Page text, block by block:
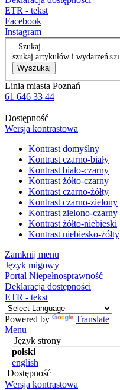
ETR - tekst
Facebook
Instagram
Szukaj
szukaj artykułów i wydarzeń
Wyszukaj
Linia miasta Poznań
61 646 33 44
Dostępność
Wersja kontrastowa
Kontrast domyślny
Kontrast czarno-biały
Kontrast biało-czarny
Kontrast żółto-czarny
Kontrast czarno-żółty
Kontrast czarno-zielony
Kontrast zielono-czarny
Kontrast żółto-niebieski
Kontrast niebiesko-żółty
Zamknij menu
Język migowy
Portal Niepełnosprawność
Deklaracja dostępności
ETR - tekst
Powered by
Translate
Menu
Język strony
polski
english
Dostępność
Wersja kontrastowa